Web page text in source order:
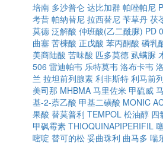
培南 多沙普仑 达比加群 帕唑帕尼
考昔 帕纳替尼 拉西替尼 苄草丹 茯
莫德 泛解酸 仲班酸(乙二酰脲) PD
曲塞 苦楝酸 正戊酸 苯丙酮酸 磷乳
美商陆酸 苦味酸 匹多莫德 虱螨脲
506 雷迪帕韦 乐特莫韦 洛布卡韦
兰 拉坦前列腺素 利非斯特 利马前
美司那 MHBMA 马里佐米 甲硫威
基-2-萘乙酸 甲基二磺酸 MONIC
果酸 替莫普利 TEMPOL 松油醇 四
甲砜霉素 THIOQUINAPIPERIFIL
嘧啶 替可的松 妥曲珠利 曲马多 喘